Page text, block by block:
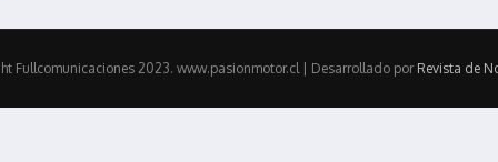
Fullcomunicaciones 2023. www.pasionmotor.cl | Desarrollado por Revista de